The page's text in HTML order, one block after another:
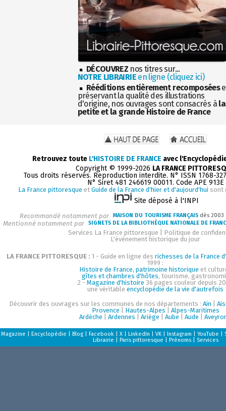
DÉCOUVREZ nos titres sur...
NOTRE LIBRAIRIEen ligne (cliquez ici)
Rééditions entièrement recomposées
préservant la qualité des illustrations
d'origine, nos ouvrages sont consacrés à la
petite et la grande Histoire de France
Retrouvez toute L'HISTOIRE DE FRANCE avec
Copyright © 1999-2026 LA FRANCE
Tous droits réservés. Reproduction interdite. N° ISSN 1768-
N° Siret 481 246619 00011. Code APE 913E
La France pittoresque et Guide de la France d'hier et d'aujourd'hui sont
Site déposé à l'INPI
Recommandé notamment par MAISON DU TOURISME FRANÇAIS dès
Mentionné notamment par SIGNETS DE LA BIBLIOTHÈQUE NATIONALE DE
Services La France pittoresque
Politique de
L'événement historique du jour
LA FRANCE PITTORESQUE : 1 - Guide en ligne des richesses de la France
1999 :
Histoire de France, patrimoine historique et
gîtes et chambres d'hôtes, tourisme,
2 - Magazine d'histoire 36 pages couleur depuis
une véritable encyclopédie de la vie d'autrefois
Découvrir des ouvrages sur les communes de nos départements : Ain
Provence
Hautes-Alpes
Alpes-Maritimes
Ardèche
Ardennes Ariège Aube Aude
Magazine Encyclopédie Blog| Facebook| X| LinkedIn VK| Instagram YouTube
Librairie
Paris pittoresque Prénoms| Services